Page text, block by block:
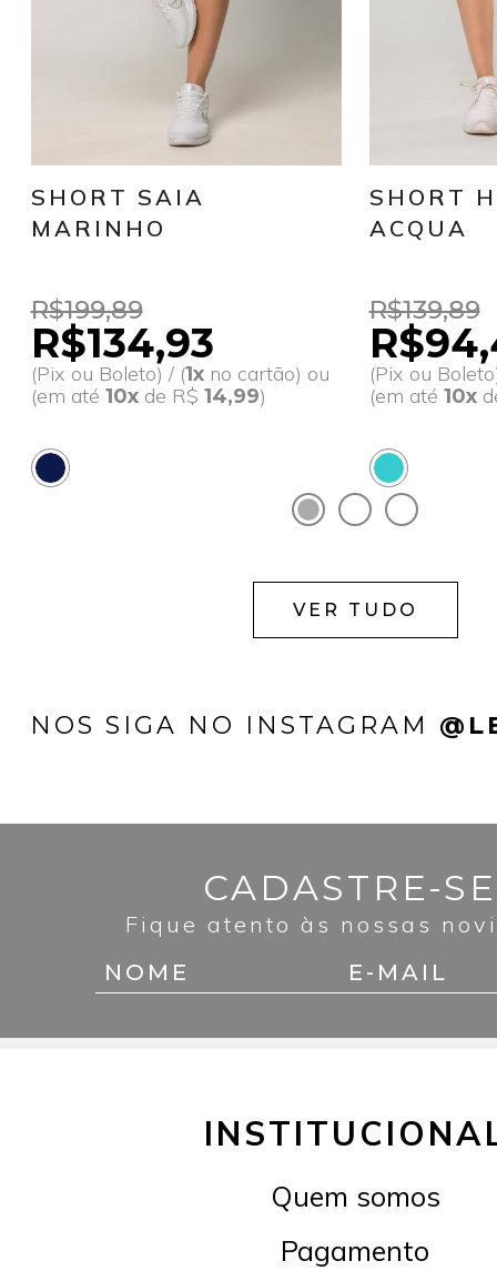
SHORT SAIA
MARINHO
R$199,89
R$134,93
(Pix ou Boleto) / (1xno cartão) ou
(em até 10x de R$ 14,99)
SHORT
ACQUA
R$139,89
(Pix ou
(em até 10x
VER TUDO
NOS SIGA NO INSTAGRAM
CADASTRE-
Fique atento às nossas
Quem somos
Pagamento